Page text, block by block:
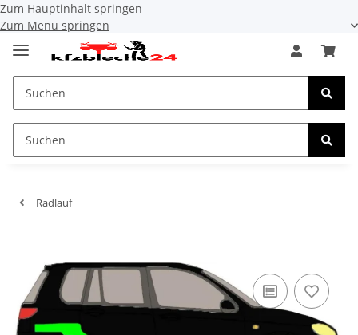
Zum Hauptinhalt springen
Zum Menü springen
Radlauf